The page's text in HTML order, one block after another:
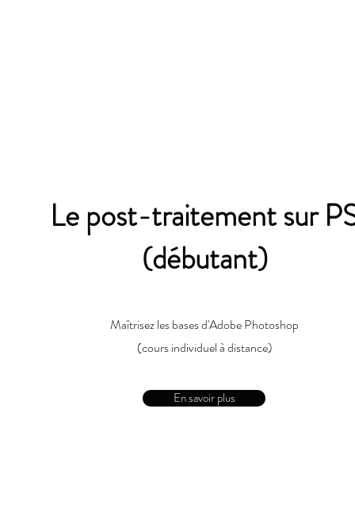
Le post-traitement sur
(débutant)
Maîtrisez les bases d'Adobe Photoshop
(cours individuel à distance)
En savoir plus